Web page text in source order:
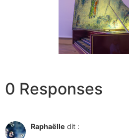
0 Responses
Raphaëlle dit :